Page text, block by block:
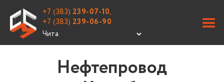
+7 (383) 239-07-10,
+7 (383) 239-06-90
Нефтепровод